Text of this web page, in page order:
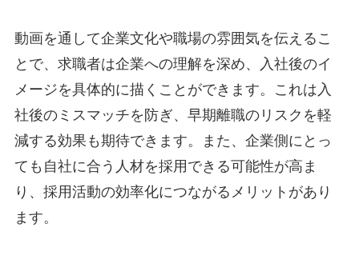
動画を通して企業文化や職場の雰囲気を伝えるこ
とで、求職者は企業への理解を深め、入社後のイ
メージを具体的に描くことができます。これは入
社後のミスマッチを防ぎ、早期離職のリスクを軽
減する効果も期待できます。また、企業側にとっ
ても自社に合う人材を採用できる可能性が高ま
り、採用活動の効率化につながるメリットがあり
ます。